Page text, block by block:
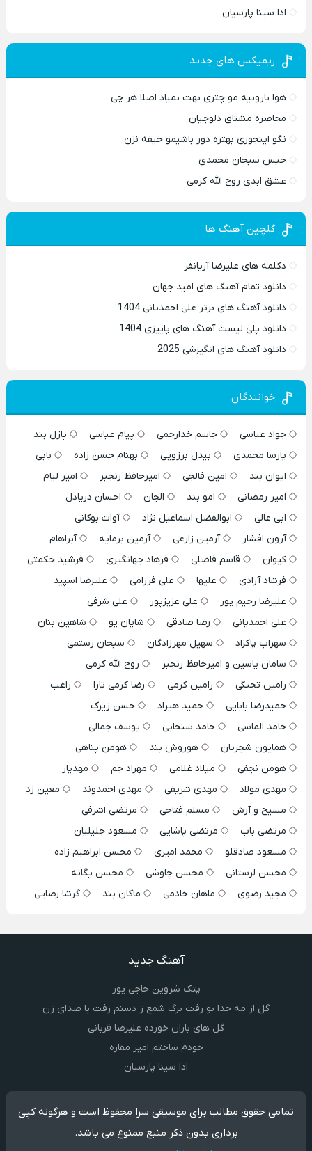
ادا سینا پارسیان
ریمیکس های جدید
هوا بارونیه مو چتری بهت نمیاد اصلا هر چی
محاصره مشتاق دلوجیان
نگو اینجوری بهتره دور باشیمو حیفه نزن
حبس سبحان محمدی
عشق ابدی روح الله کرمی
گلچین آهنگ ها
دکلمه های علیرضا آریانفر
دانلود تمام آهنگ های امید جهان
دانلود آهنگ های برتر علی احمدیانی 1404
دانلود پلی لیست آهنگ های پاییزی 1404
دانلود آهنگ های انگیزشی 2025
خوانندگان
جواد عباسی جاسم خدارحمی پیام عباسی
پازل بند
پارسا محمدی
بیدل برزویی بهنام حسن زاده
بابی
ایوان بند
امین فالجی امیرحافظ رنجبر
امیر لیام
امیر رمضانی
امو بند الجان
احسان دریادل
ابی عالی
ابوالفضل اسماعیل نژاد
آوات بوکانی
آرون افشار
آرمین زارعی آرمین برمایه
آبراهام
کیوان
قاسم فاضلی فرهاد جهانگیری
فرشید حکمتی
فرشاد آزادی
علیها علی فرزامی
علیرضا اسپید
علیرضا رحیم پور
علی عزیزپور
علی شرفی
علی احمدیانی
رضا صادقی شایان یو
شاهین بنان
سهراب پاکزاد
سهیل مهرزادگان
سبحان رستمی
سامان یاسین و امیرحافظ رنجبر
روح الله کرمی
رامین تجنگی
رامین کرمی رضا کرمی تارا
راغب
حمیدرضا بابایی
حمید هیراد
حسن زیرک
حامد الماسی
حامد سنجابی
یوسف جمالی
همایون شجریان
هوروش بند
هومن پناهی
هومن نجفی
میلاد غلامی مهراد جم
مهدیار
مهدی مولاد
مهدی شریفی مهدی احمدوند
معین زد
مسیح و آرش
مسلم فتاحی
مرتضی اشرفی
مرتضی باب
مرتضی پاشایی
مسعود جلیلیان
مسعود صادقلو
محمد امیری
محسن ابراهیم زاده
محسن لرستانی
محسن چاوشی
محسن یگانه
مجید رضوی
ماهان خادمی ماکان بند گرشا رضایی
آهنگ جدید
پتک شروین حاجی پور
گل از مه جدا بو رفت برگ شمع ز دستم رفت با صدای زن
گل های باران خورده علیرضا قربانی
خودم ساختم امیر مقاره
ادا سینا پارسیان
تمامی حقوق مطالب برای موسیقی سرا محفوظ است و هرگونه کپی
برداری بدون ذکر منبع ممنوع می باشد.